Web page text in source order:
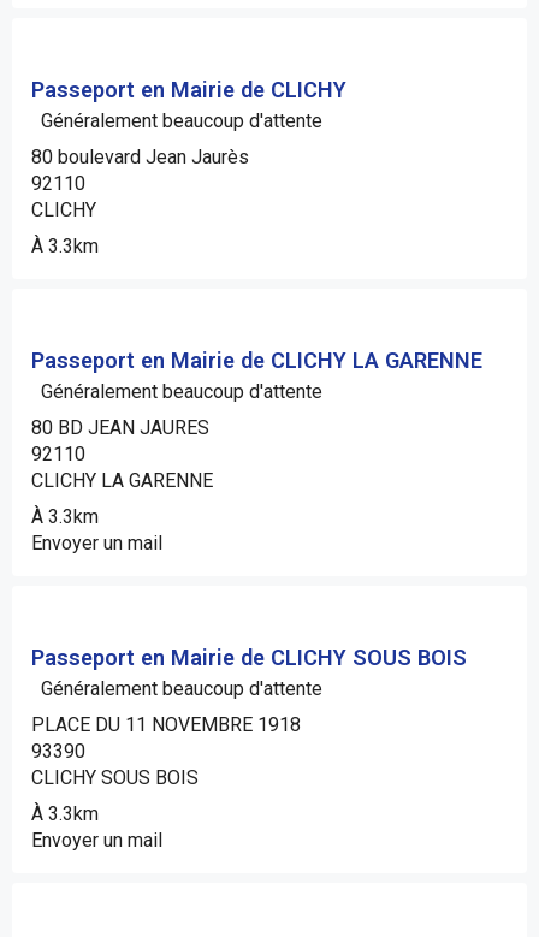
Passeport en Mairie de CLICHY
Généralement beaucoup d'attente
80 boulevard Jean Jaurès
92110
CLICHY
À 3.3km
Passeport en Mairie de CLICHY LA GARENNE
Généralement beaucoup d'attente
80 BD JEAN JAURES
92110
CLICHY LA GARENNE
À 3.3km
Envoyer un mail
Passeport en Mairie de CLICHY SOUS BOIS
Généralement beaucoup d'attente
PLACE DU 11 NOVEMBRE 1918
93390
CLICHY SOUS BOIS
À 3.3km
Envoyer un mail